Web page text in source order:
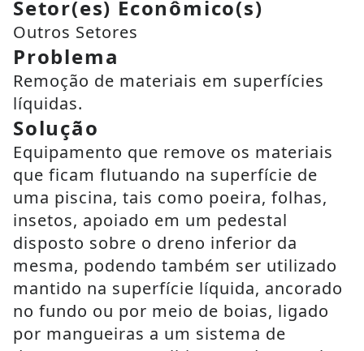
Setor(es) Econômico(s)
Outros Setores
Problema
Remoção de materiais em superfícies
líquidas.
Solução
Equipamento que remove os materiais
que ficam flutuando na superfície de
uma piscina, tais como poeira, folhas,
insetos, apoiado em um pedestal
disposto sobre o dreno inferior da
mesma, podendo também ser utilizado
mantido na superfície líquida, ancorado
no fundo ou por meio de boias, ligado
por mangueiras a um sistema de